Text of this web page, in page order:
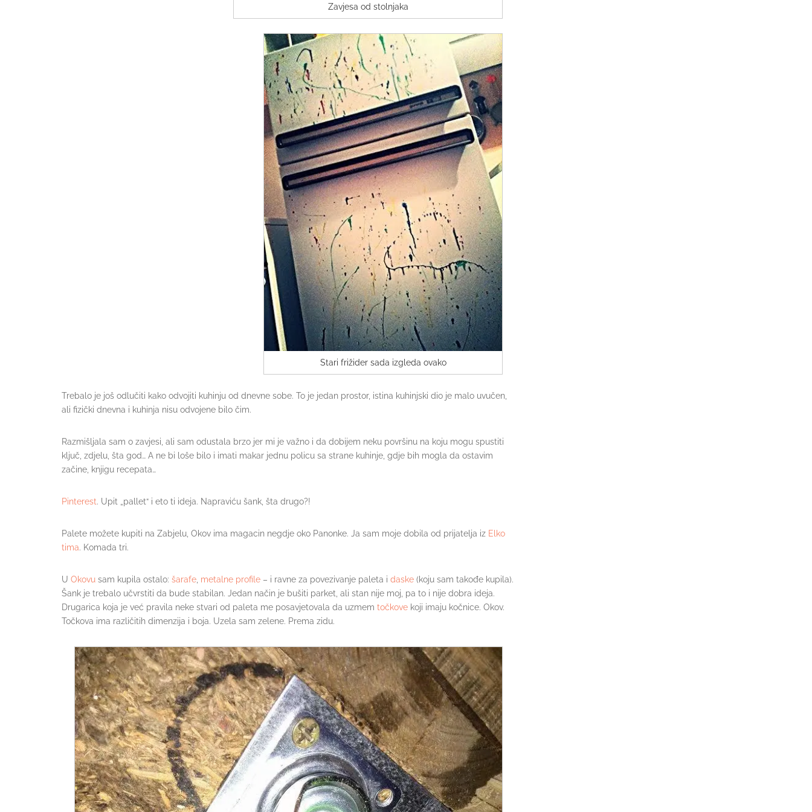
Zavjesa od stolnjaka
Stari frižider sada izgleda ovako
Trebalo je još odlučiti kako odvojiti kuhinju od dnevne sobe. To je jedan prostor, istina kuhinjski dio je malo uvučen,
ali fizički dnevna i kuhinja nisu odvojene bilo čim.
Razmišljala sam o zavjesi, ali sam odustala brzo jer mi je važno i da dobijem neku površinu na koju mogu spustiti
ključ, zdjelu, šta god… A ne bi loše bilo i imati makar jednu policu sa strane kuhinje, gdje bih mogla da ostavim
začine, knjigu recepata…
Pinterest. Upit „pallet“ i eto ti ideja. Napraviću šank, šta drugo?!
Palete možete kupiti na Zabjelu, Okov ima magacin negdje oko Panonke. Ja sam moje dobila od prijatelja iz Elko
tima. Komada tri.
U Okovu sam kupila ostalo: šarafe metalne profile – i ravne za povezivanje paleta i daske (koju sam takođe kupila).
Šank je trebalo učvrstiti da bude stabilan. Jedan način je bušiti parket, ali stan nije moj, pa to i nije dobra ideja.
Drugarica koja je već pravila neke stvari od paleta me posavjetovala da uzmem točkove koji imaju kočnice. Okov.
Točkova ima različitih dimenzija i boja. Uzela sam zelene. Prema zidu.